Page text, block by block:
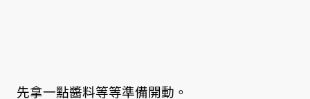
先拿一點醬料等等準備開動。